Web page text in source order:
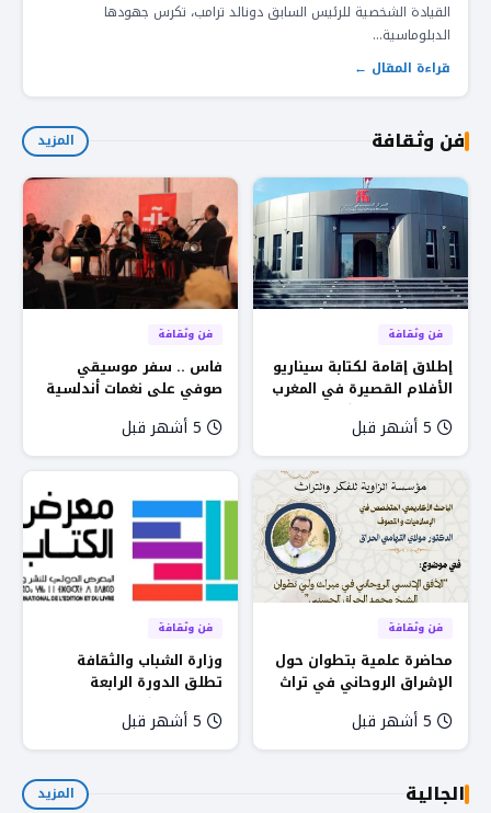
القيادة الشخصية للرئيس السابق دونالد ترامب، تكرس جهودها
الدبلوماسية...
قراءة المقال ←
فن وثقافة المزيد
فن وثقافة
إطلاق إقامة لكتابة سيناريو
الأفلام القصيرة في المغرب
بمبادرة من المركز
السينمائي المغربي
فن وثقافة
فاس .. سفر موسيقي
صوفي على نغمات أندلسية
فن وثقافة
محاضرة علمية بتطوان حول
الإشراق الروحاني في تراث
فن وثقافة
وزارة الشباب والثقافة
تطلق الدورة الرابعة
لمسابقة الكتابة الإبداعية
في المعرض الدولي للنشر
والكتاب بالرباط
الجالية المزيد